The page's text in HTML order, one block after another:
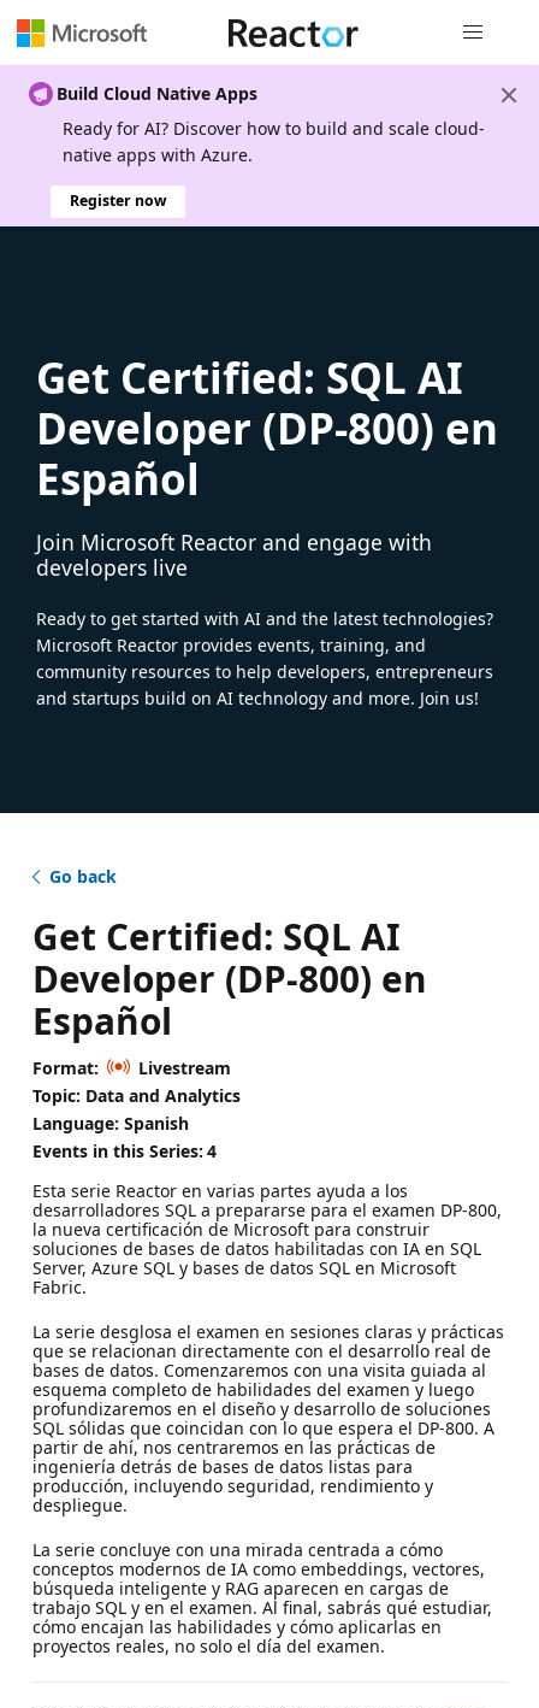
Build Cloud Native Apps
Ready for AI? Discover how to build and scale cloud-
native apps with Azure.
Register now
Get Certified: SQL AI
Developer (DP-800) en
Español
Join Microsoft Reactor and engage with
developers live
Ready to get started with AI and the latest technologies?
Microsoft Reactor provides events, training, and
community resources to help developers, entrepreneurs
and startups build on AI technology and more. Join us!
Go back
Get Certified: SQL AI
Developer (DP-800) en
Español
Format:
Livestream
Topic: Data and Analytics
Language: Spanish
Events in this Series: 4
Esta serie Reactor en varias partes ayuda a los
desarrolladores SQL a prepararse para el examen DP-800,
la nueva certificación de Microsoft para construir
soluciones de bases de datos habilitadas con IA en SQL
Server, Azure SQL y bases de datos SQL en Microsoft
Fabric.
La serie desglosa el examen en sesiones claras y prácticas
que se relacionan directamente con el desarrollo real de
bases de datos. Comenzaremos con una visita guiada al
esquema completo de habilidades del examen y luego
profundizaremos en el diseño y desarrollo de soluciones
SQL sólidas que coincidan con lo que espera el DP-800. A
partir de ahí, nos centraremos en las prácticas de
ingeniería detrás de bases de datos listas para
producción, incluyendo seguridad, rendimiento y
despliegue.
La serie concluye con una mirada centrada a cómo
conceptos modernos de IA como embeddings, vectores,
búsqueda inteligente y RAG aparecen en cargas de
trabajo SQL y en el examen. Al final, sabrás qué estudiar,
cómo encajan las habilidades y cómo aplicarlas en
proyectos reales, no solo el día del examen.